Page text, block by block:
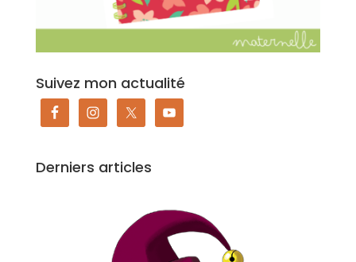
Suivez mon actualité
Derniers articles